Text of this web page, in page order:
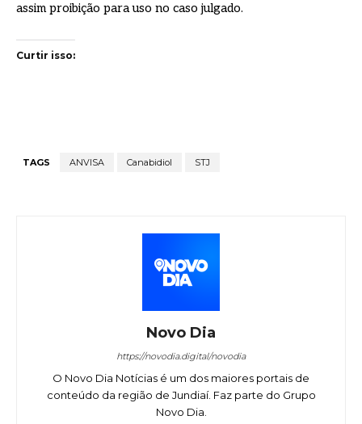
assim proibição para uso no caso julgado.
Curtir isso:
TAGS ANVISA Canabidiol STJ
Novo Dia
https://novodia.digital/novodia
O Novo Dia Notícias é um dos maiores portais de
conteúdo da região de Jundiaí. Faz parte do Grupo
Novo Dia.